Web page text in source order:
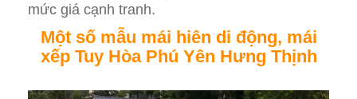
mức giá cạnh tranh.
Một số mẫu mái hiên di động, mái
xếp Tuy Hòa Phú Yên Hưng Thịnh